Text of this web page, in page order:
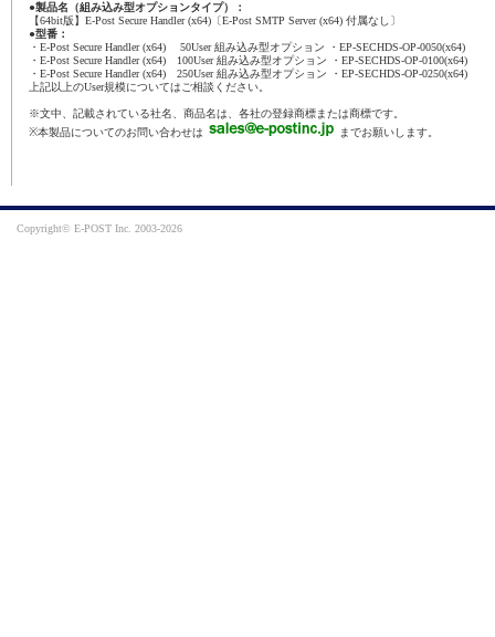
●製品名（組み込み型オプションタイプ）：
【64bit版】E-Post Secure Handler (x64)〔E-Post SMTP Server (x64) 付属なし〕
●型番：
・E-Post Secure Handler (x64) 50User 組み込み型オプション ・EP-SECHDS-OP-0050(x64)
・E-Post Secure Handler (x64) 100User 組み込み型オプション ・EP-SECHDS-OP-0100(x64)
・E-Post Secure Handler (x64) 250User 組み込み型オプション ・EP-SECHDS-OP-0250(x64)
上記以上のUser規模についてはご相談ください。
※文中、記載されている社名、商品名は、各社の登録商標または商標です。
※本製品についてのお問い合わせは
までお願いします。
Copyright© E-POST Inc. 2003-2026